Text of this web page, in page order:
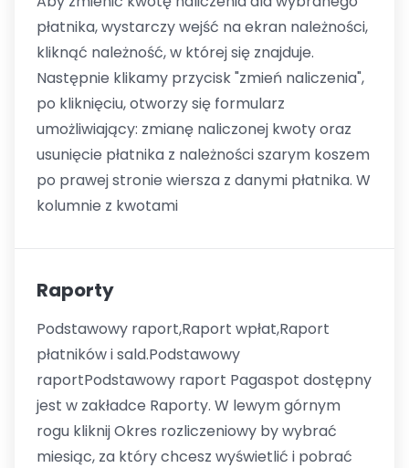
płatnika, wystarczy wejść na ekran należności,
kliknąć należność, w której się znajduje.
Następnie klikamy przycisk "zmień naliczenia",
po kliknięciu, otworzy się formularz
umożliwiający: zmianę naliczonej kwoty oraz
usunięcie płatnika z należności szarym koszem
po prawej stronie wiersza z danymi płatnika. W
kolumnie z kwotami
Raporty
Podstawowy raport,Raport wpłat,Raport
płatników i sald.Podstawowy
raportPodstawowy raport Pagaspot dostępny
jest w zakładce Raporty. W lewym górnym
rogu kliknij Okres rozliczeniowy by wybrać
miesiąc, za który chcesz wyświetlić i pobrać